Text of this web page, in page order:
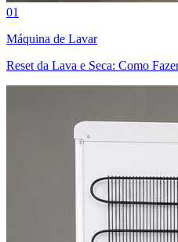
01
Máquina de Lavar
Reset da Lava e Seca: Como